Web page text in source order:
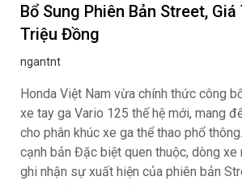
Bổ Sung Phiên Bản Street, Giá
Triệu Đồng
ngantnt
Honda Việt Nam vừa chính thức công
xe tay ga Vario 125 thế hệ mới, mang
cho phân khúc xe ga thể thao phổ
cạnh bản Đặc biệt quen thuộc, dòng xe
ghi nhận sự xuất hiện của phiên bản